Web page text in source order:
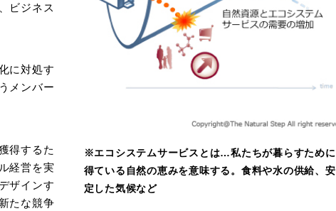
※エコシステムサービスとは…私たちが暮らすために
得ている自然の恵みを意味する。食料や水の供給、安
定した気候など
ビジネス
に対処す
メンバー
得するた
経営を実
ザインす
たな競争